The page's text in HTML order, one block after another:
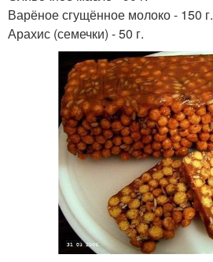
Варёное сгущённое молоко - 150 г.
Арахис (семечки) - 50 г.